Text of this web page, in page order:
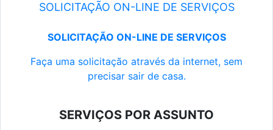
SOLICITAÇÃO ON-LINE DE SERVIÇOS
SOLICITAÇÃO ON-LINE DE SERVIÇOS
Faça uma solicitação através da internet, sem
precisar sair de casa.
SERVIÇOS POR ASSUNTO